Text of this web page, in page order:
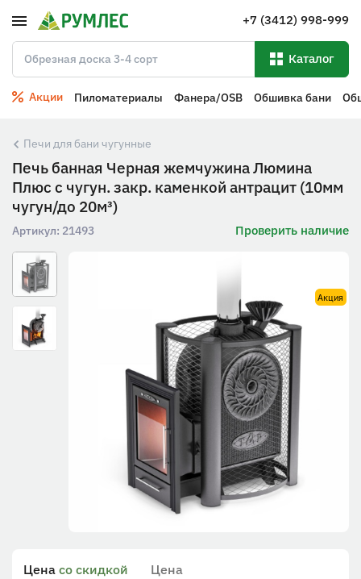
+7 (3412) 998-999
Каталог
Акции Пиломатериалы Фанера/OSB Обшивка бани
Печи для бани чугунные
Печь банная Черная жемчужина Люмина
Плюс с чугун. закр. каменкой антрацит (10мм
чугун/до 20м³)
Артикул: 21493 Проверить наличие
Акция
Цена
Цена со скидкой